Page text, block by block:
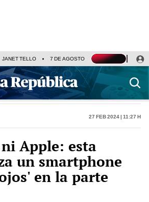
JANET TELLO 7 DE AGOSTO TINKA RESULTADOS
27 Feb 2024 | 11:27 h
Apple: esta
un smartphone
en la parte